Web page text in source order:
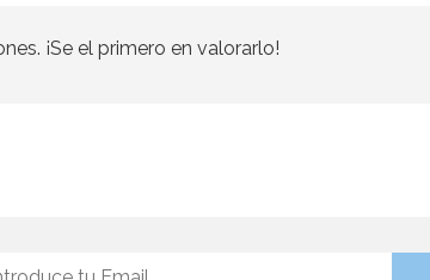
¡Se el primero en valorarlo!